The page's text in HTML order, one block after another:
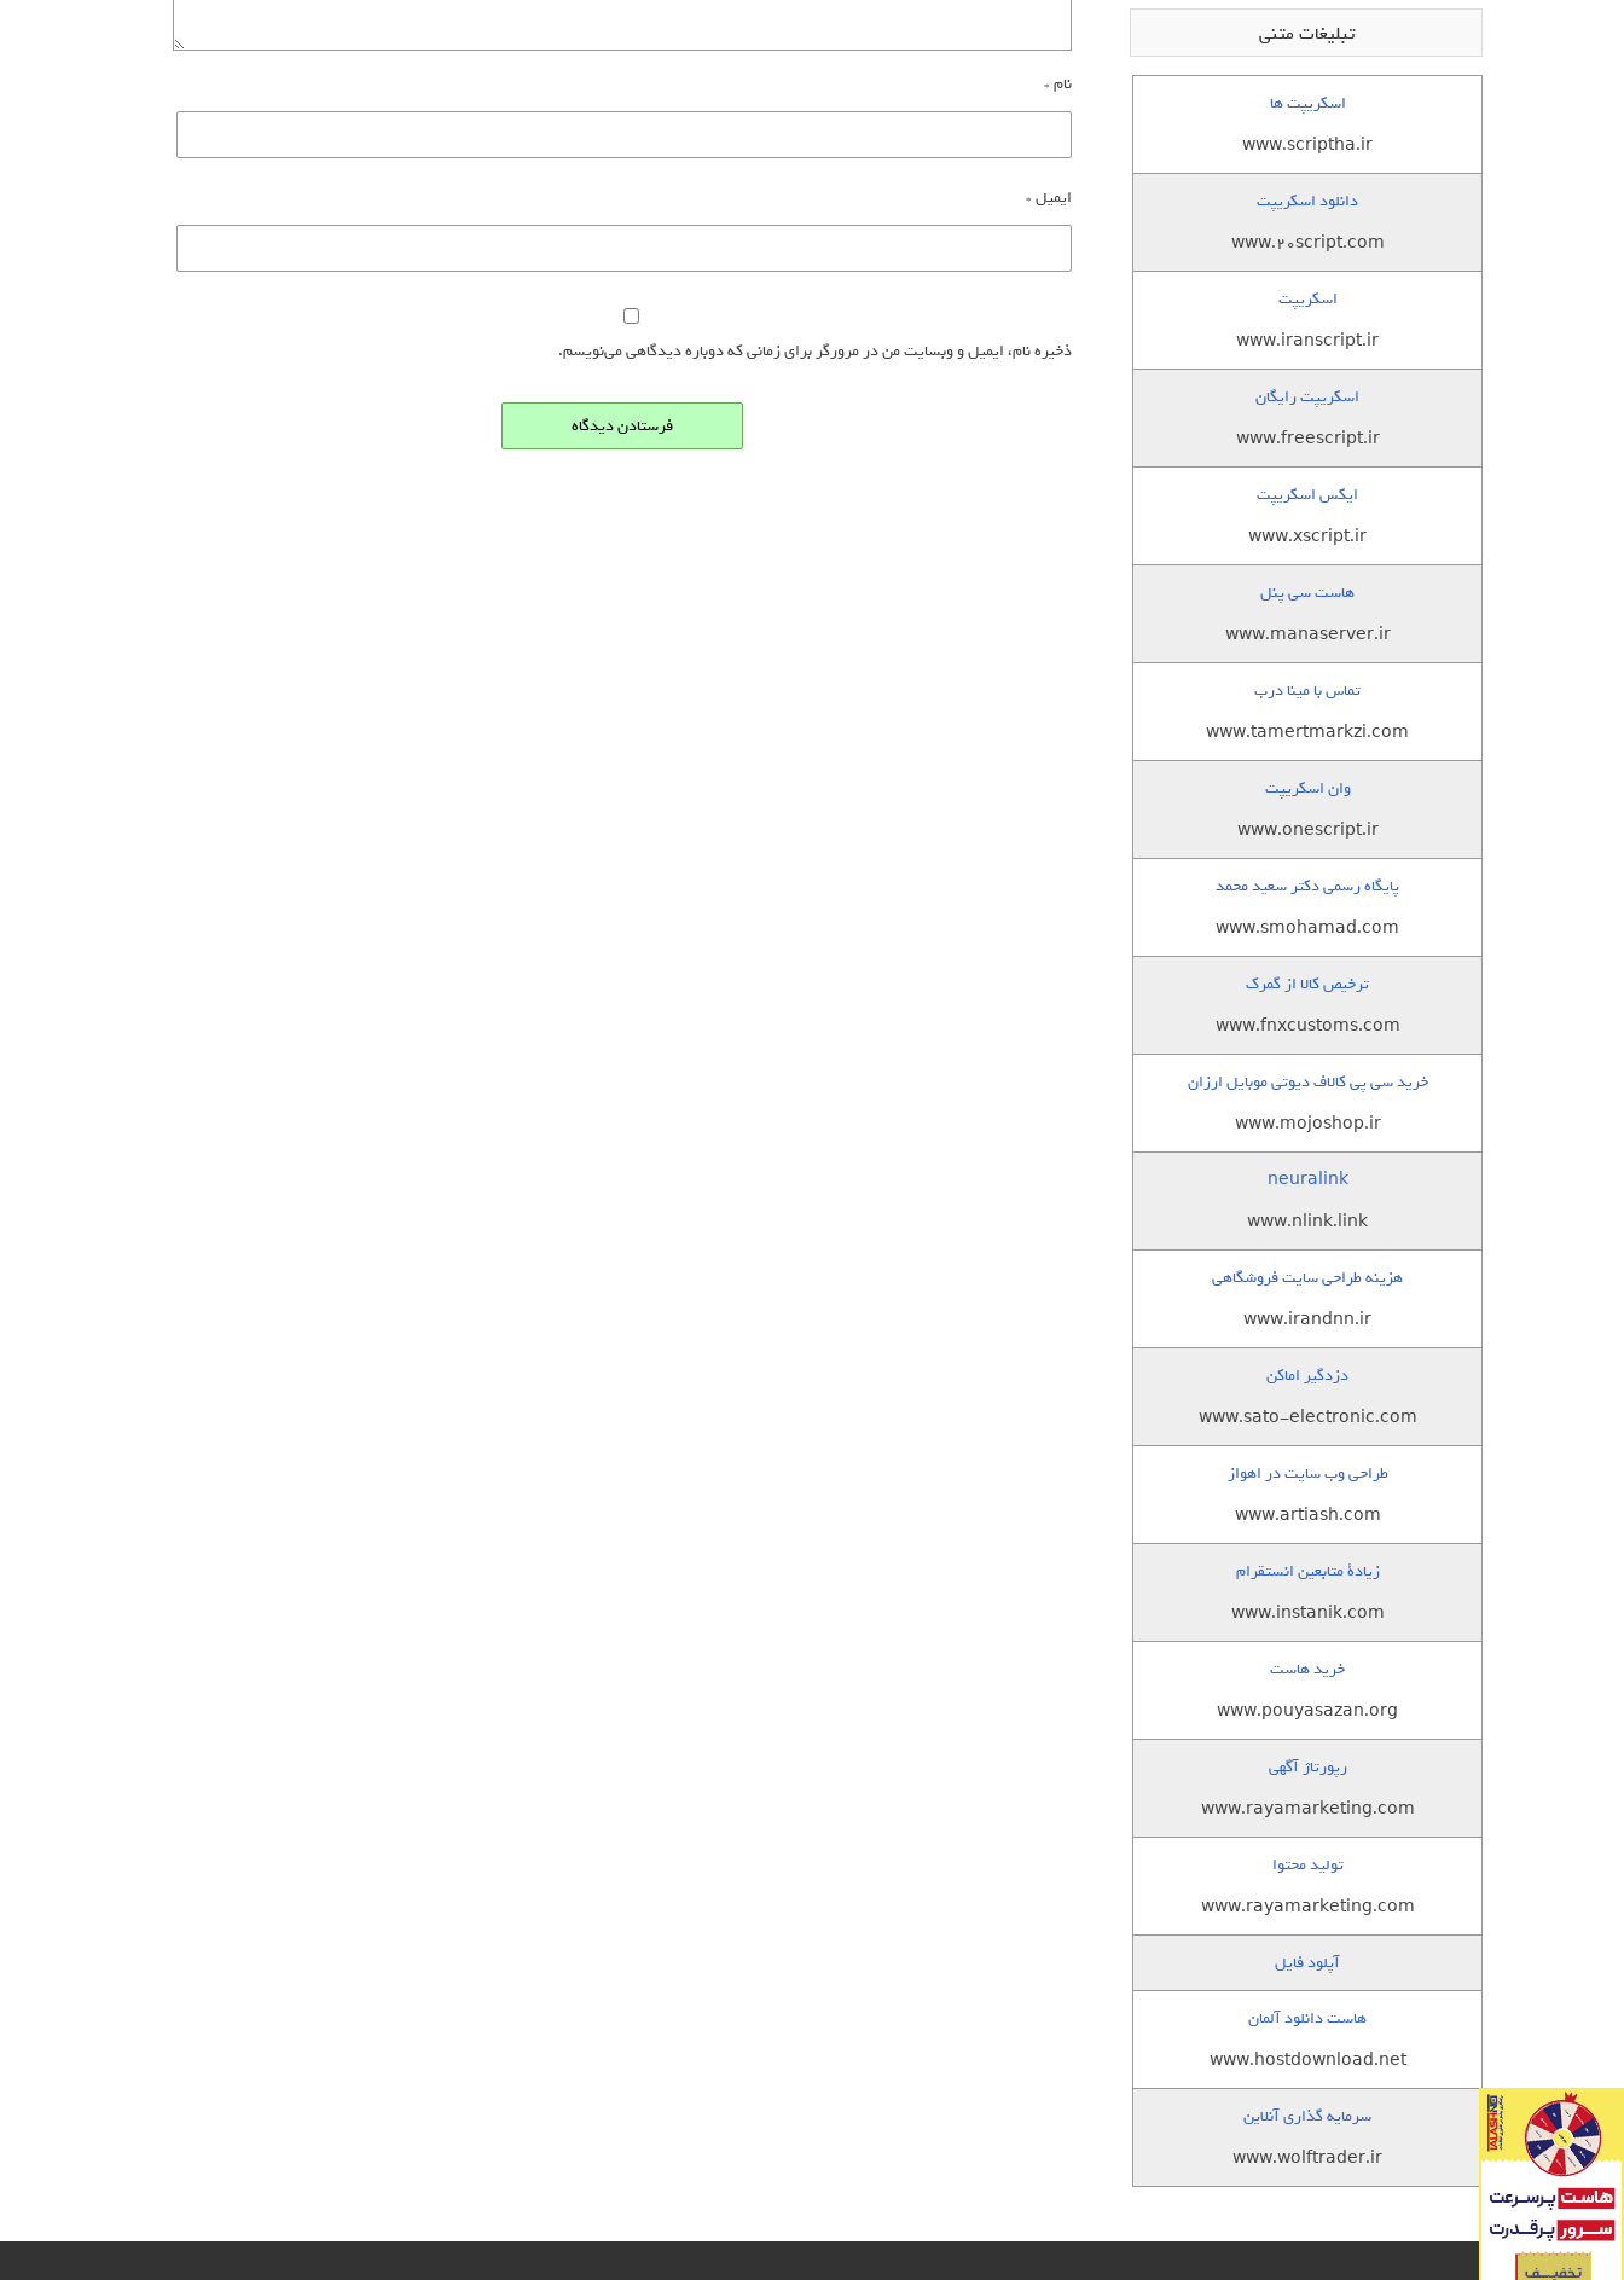
نام*
ایمیل*
ذخیره نام، ایمیل و وبسایت من در مرورگر برای زمانی که دوباره دیدگاهی می‌نویسم.
تبلیغات متنی
اسکریپت ها
www.scriptha.ir
دانلود اسکریپت
www.20script.com
اسکریپت
www.iranscript.ir
اسکریپت رایگان
www.freescript.ir
ایکس اسکریپت
www.xscript.ir
هاست سی پنل
www.manaserver.ir
تماس با مینا درب
www.tamertmarkzi.com
وان اسکریپت
www.onescript.ir
پایگاه رسمی دکتر سعید محمد
www.smohamad.com
ترخیص کالا از گمرک
www.fnxcustoms.com
خرید سی پی کالاف دیوتی موبایل ارزان
www.mojoshop.ir
neuralink
www.nlink.link
هزینه طراحی سایت فروشگاهی
www.irandnn.ir
دزدگیر اماکن
www.sato-electronic.com
طراحی وب سایت در اهواز
www.artiash.com
زيادة متابعين انستقرام
www.instanik.com
خرید هاست
www.pouyasazan.org
رپورتاژ آگهی
www.rayamarketing.com
تولید محتوا
www.rayamarketing.com
آپلود فایل
هاست دانلود آلمان
www.hostdownload.net
سرمایه گذاری آنلاین
www.wolftrader.ir